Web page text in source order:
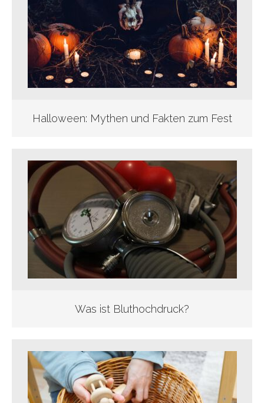
Halloween: Mythen und Fakten zum Fest
Was ist Bluthochdruck?